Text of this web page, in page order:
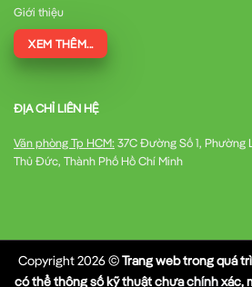
Giới thiệu
XEM THÊM...
ĐỊA CHỈ LIÊN HỆ
Văn phòng Tp HCM:37C Đường Số 1, Phường
Thủ Đức, Thành Phố Hồ Chí Minh
Copyright 2026 ©Trang web trong quá
có thể thông số kỹ thuật chưa chính xác,